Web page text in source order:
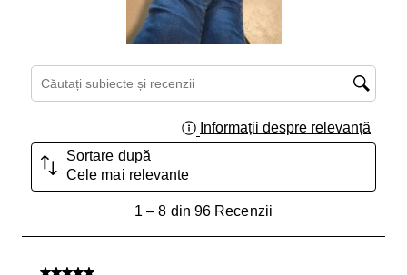
Căutați subiecte și recenzii căutați regiunea
Informații despre relevanță
Sortare după
Cele mai relevante
1 – 8 din 96 Recenzii